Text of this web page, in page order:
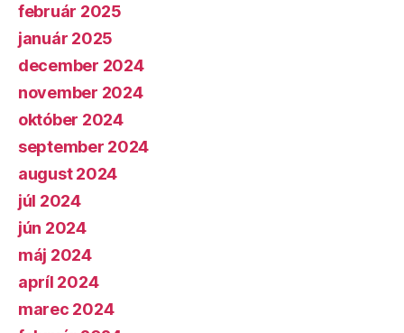
február 2025
január 2025
december 2024
november 2024
október 2024
september 2024
august 2024
júl 2024
jún 2024
máj 2024
apríl 2024
marec 2024